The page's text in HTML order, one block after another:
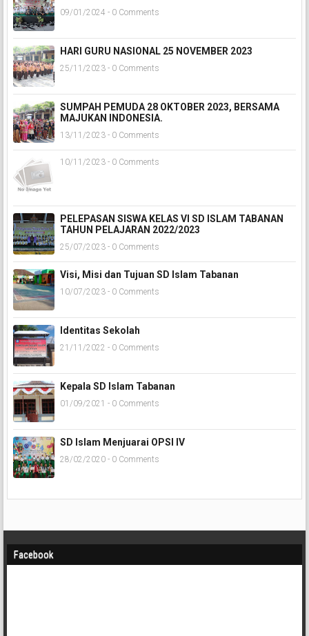
09/01/2024 - 0 Comments
HARI GURU NASIONAL 25 NOVEMBER 2023
25/11/2023 - 0 Comments
SUMPAH PEMUDA 28 OKTOBER 2023, BERSAMA
MAJUKAN INDONESIA.
13/11/2023 - 0 Comments
10/11/2023 - 0 Comments
PELEPASAN SISWA KELAS VI SD ISLAM TABANAN
TAHUN PELAJARAN 2022/2023
25/07/2023 - 0 Comments
Visi, Misi dan Tujuan SD Islam Tabanan
10/07/2023 - 0 Comments
Identitas Sekolah
21/11/2022 - 0 Comments
Kepala SD Islam Tabanan
01/09/2021 - 0 Comments
SD Islam Menjuarai OPSI IV
28/02/2020 - 0 Comments
Facebook